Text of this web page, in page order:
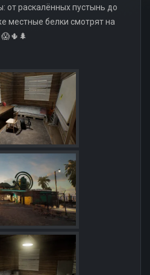
от раскалённых пустынь до
местные белки смотрят на